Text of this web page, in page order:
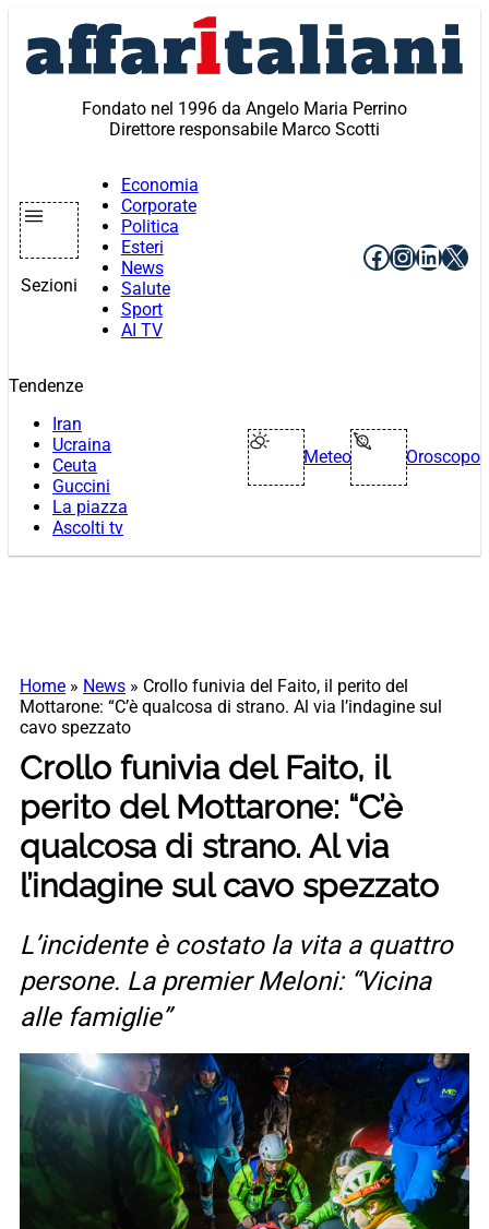
contenuto
Fondato nel 1996 da Angelo Maria Perrino
Direttore responsabile Marco Scotti
Sezioni
Economia
Corporate
Politica
Esteri
News
Salute
Sport
AI TV
Facebook
X
Tendenze
Iran
Ucraina
Ceuta
Guccini
La piazza
Ascolti tv
Meteo Oroscopo
Home » News » Crollo funivia del Faito, il perito del
Mottarone: “C’è qualcosa di strano. Al via l’indagine sul
cavo spezzato
Crollo funivia del Faito, il
perito del Mottarone: “C’è
qualcosa di strano. Al via
l’indagine sul cavo spezzato
L’incidente è costato la vita a quattro
persone. La premier Meloni: “Vicina
alle famiglie”